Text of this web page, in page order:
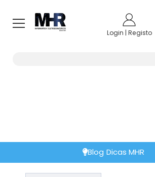
Login | Registo
Extensão de